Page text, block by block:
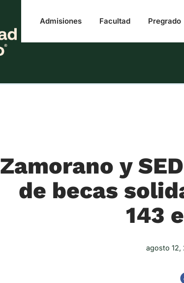
Admisiones Facultad Pregrado
Zamorano y
de becas
143
agosto 12,